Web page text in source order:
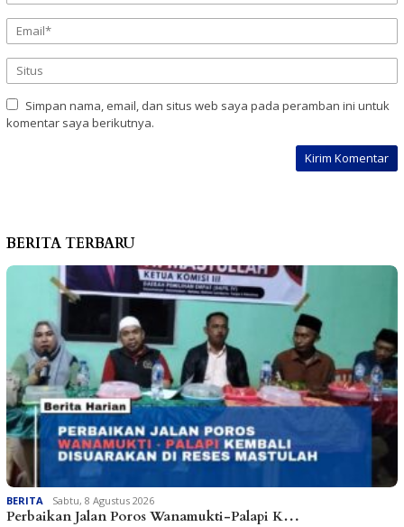
Simpan nama, email, dan situs web saya pada peramban ini untuk
komentar saya berikutnya.
BERITA TERBARU
BERITA Sabtu, 8 Agustus 2026
Perbaikan Jalan Poros Wanamukti-Palapi K…